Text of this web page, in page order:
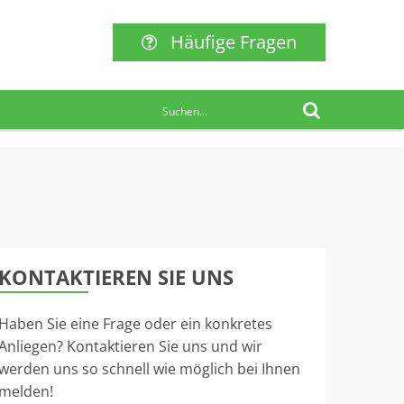
Häufige Fragen
KONTAKTIEREN SIE UNS
Haben Sie eine Frage oder ein konkretes
Kontaktieren Sie uns und wir
uns so schnell wie möglich bei Ihnen
melden!